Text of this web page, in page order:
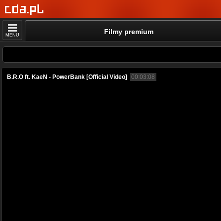
MENU Filmy premium
B.R.O ft. KaeN - PowerBank [Official Video] 00:03:08